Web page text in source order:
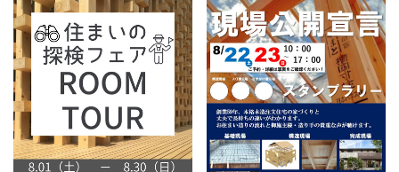
栃木
群馬
奈良
滋賀
和歌山
愛媛
鳥取
島根
広島
佐賀
熊本
大分
宮崎
※現住所のある都道府県以外の建築予定地の方でも現住所の有るお近
くの展示場又は店舗にお問合せください。移住の計画の方もご相談対
応します。お気軽にご相談ください。
茨城県
水戸
栃木県
宇都宮
小山
群馬県
群馬
伊勢崎
愛媛県
松山
佐賀県
佐賀
熊本県
熊本
大分県
大分
宮崎県
宮崎
鹿児島県
鹿児島